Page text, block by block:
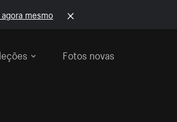
mesmo
Fotos novas